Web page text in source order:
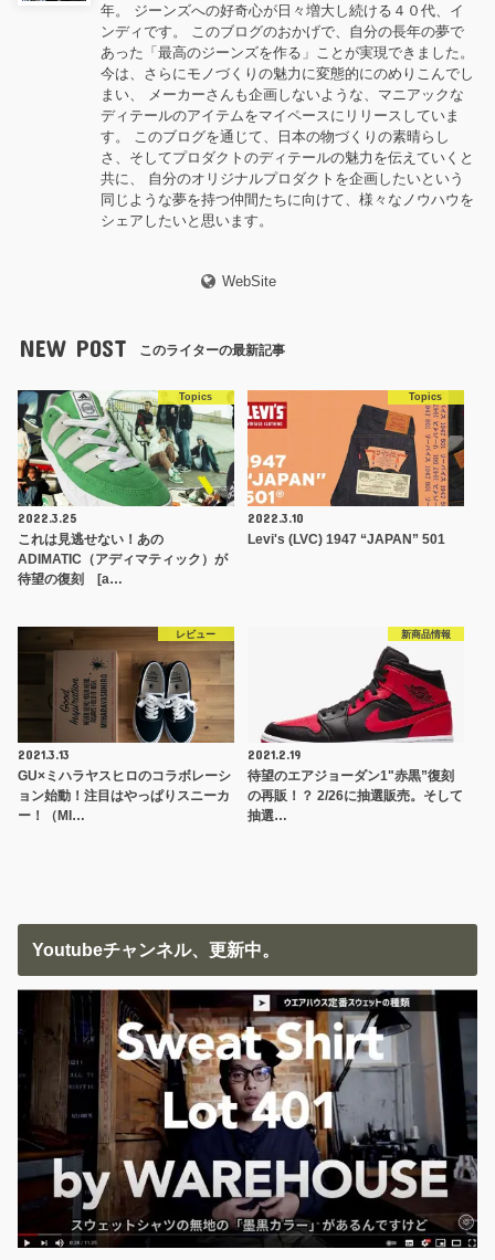
年。 ジーンズへの好奇心が日々増大し続ける４０代、イ
ンディです。 このブログのおかげで、自分の長年の夢で
あった「最高のジーンズを作る」ことが実現できました。
今は、さらにモノづくりの魅力に変態的にのめりこんでし
まい、 メーカーさんも企画しないような、マニアックな
ディテールのアイテムをマイペースにリリースしていま
す。 このブログを通じて、日本の物づくりの素晴らし
さ、そしてプロダクトのディテールの魅力を伝えていくと
共に、 自分のオリジナルプロダクトを企画したいという
同じような夢を持つ仲間たちに向けて、様々なノウハウを
シェアしたいと思います。
WebSite
NEW POST このライターの最新記事
Topics
2022.3.25
これは見逃せない！あの
ADIMATIC（アディマティック）が
待望の復刻 [a…
Topics
2022.3.10
Levi's (LVC) 1947 “JAPAN” 501
レビュー
2021.3.13
GU×ミハラヤスヒロのコラボレーシ
ョン始動！注目はやっぱりスニーカ
ー！（MI…
新商品情報
2021.2.19
待望のエアジョーダン1"赤黒”復刻
の再販！？ 2/26に抽選販売。そして
抽選…
Youtubeチャンネル、更新中。